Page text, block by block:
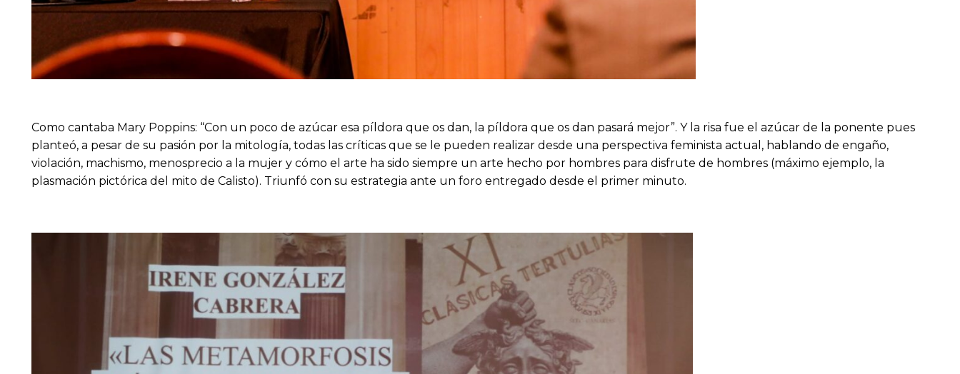
Como cantaba Mary Poppins: “Con un poco de azúcar esa píldora que os dan, la píldora que os dan pasará mejor”. Y la risa fue el azúcar de la ponente pues
planteó, a pesar de su pasión por la mitología, todas las críticas que se le pueden realizar desde una perspectiva feminista actual, hablando de engaño,
violación, machismo, menosprecio a la mujer y cómo el arte ha sido siempre un arte hecho por hombres para disfrute de hombres (máximo ejemplo, la
plasmación pictórica del mito de Calisto). Triunfó con su estrategia ante un foro entregado desde el primer minuto.